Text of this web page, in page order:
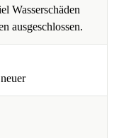
Wasserschäden
ausgeschlossen.